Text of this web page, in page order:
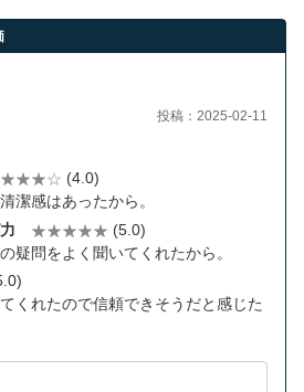
投稿：2025-02-11
(4.0)
潔感はあったから。
力
(5.0)
疑問をよく聞いてくれたから。
くれたので信頼できそうだと感じた